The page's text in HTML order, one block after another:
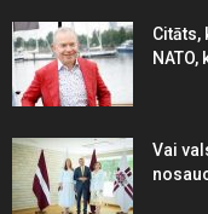
Citāts,
Vai